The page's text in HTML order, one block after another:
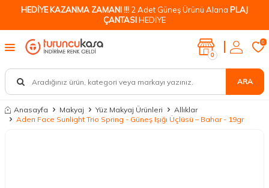
HEDİYE KAZANMA ZAMANI !!! 2 Adet Güneş Ürünü Alana PLAJ
ÇANTASIHEDİYE
ARA
0
0
Anasayfa Makyaj Yüz Makyaj Ürünleri
Allıklar
Aden Face Sunlight Trio Spring - Güneş Işığı Üçlüsü – Bahar - 19gr